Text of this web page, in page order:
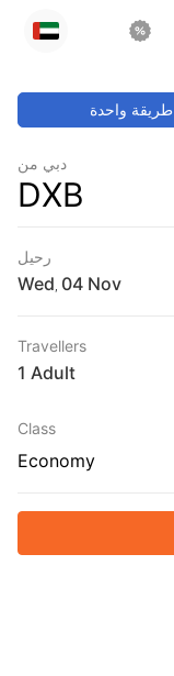
طريقة واحدة
دبي من
DXB
رحيل
Wed
Travellers
1 Adult
Class
Economy